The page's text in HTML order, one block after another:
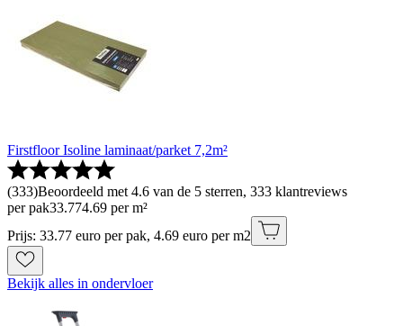
Firstfloor Isoline laminaat/parket 7,2m²
(333)Beoordeeld met 4.6 van de 5 sterren, 333 klantreviews
per pak33.774.69 per m²
Prijs: 33.77 euro per pak, 4.69 euro per m2
Bekijk alles in ondervloer